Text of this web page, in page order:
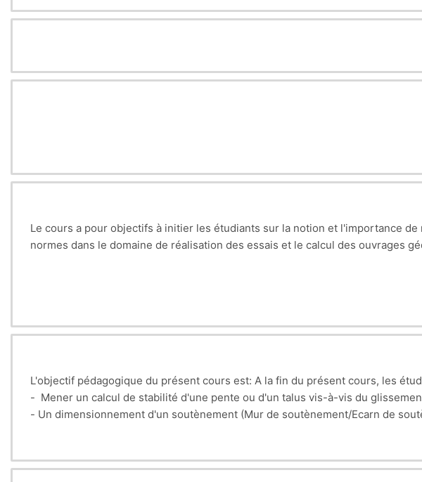
Le cours a pour objectifs à initier les étudiants sur la notion et l'importance
normes dans le domaine de réalisation des essais et le calcul des ouvrages
L'objectif pédagogique du présent cours est: A la fin du présent cours, les
- Mener un calcul de stabilité d'une pente ou d'un talus vis-à-vis du
- Un dimensionnement d'un soutènement (Mur de soutènement/Ecarn de